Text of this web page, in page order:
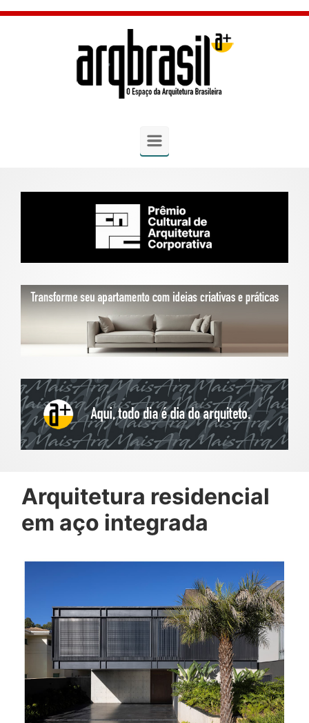
Skip to main content
Arquitetura residencial
em aço integrada